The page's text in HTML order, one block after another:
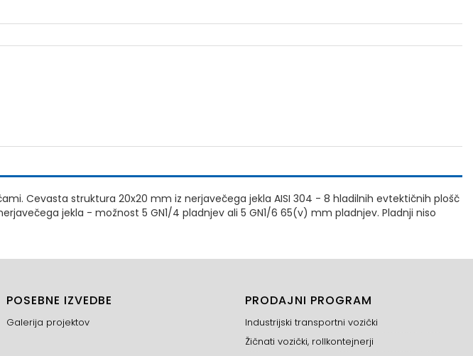
Cevasta struktura 20x20 mm iz nerjavečega jekla AISI 304 - 8 hladilnih evtektičnih plošč
jekla - možnost 5 GN1/4 pladnjev ali 5 GN1/6 65(v) mm pladnjev. Pladnji niso
POSEBNE IZVEDBE
Galerija projektov
PRODAJNI PROGRAM
Industrijski transportni vozički
Žičnati vozički, rollkontejnerji